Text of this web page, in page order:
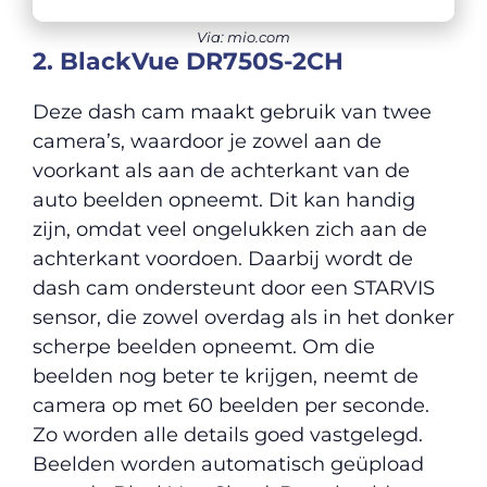
Via: mio.com
2. BlackVue DR750S-2CH
Deze dash cam maakt gebruik van twee
camera’s, waardoor je zowel aan de
voorkant als aan de achterkant van de
auto beelden opneemt. Dit kan handig
zijn, omdat veel ongelukken zich aan de
achterkant voordoen. Daarbij wordt de
dash cam ondersteunt door een STARVIS
sensor, die zowel overdag als in het donker
scherpe beelden opneemt. Om die
beelden nog beter te krijgen, neemt de
camera op met 60 beelden per seconde.
Zo worden alle details goed vastgelegd.
Beelden worden automatisch geüpload